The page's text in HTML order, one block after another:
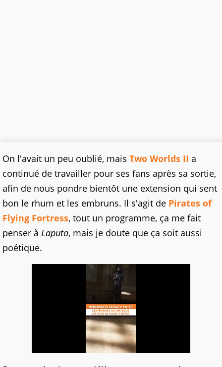
On l'avait un peu oublié, mais Two Worlds II a
continué de travailler pour ses fans après sa sortie,
afin de nous pondre bientôt une extension qui sent
bon le rhum et les embruns. Il s'agit de Pirates of
Flying Fortress, tout un programme, ça me fait
penser à Laputa, mais je doute que ça soit aussi
poétique.